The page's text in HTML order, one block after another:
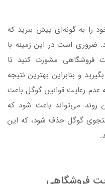
را به گونه‌ای پیش ببرید که
ضروری است در این زمینه با
فروشگاهی مشورت کنید تا
و بنابراین بهترین نتیجه
عدم رعایت قوانین گوگل باعث
روند می‌تواند باعث شود که
گوگل حذف شود، که این
فروشگاهی